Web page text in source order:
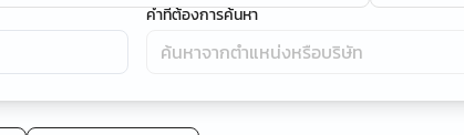
คำที่ต้องการค้นหา